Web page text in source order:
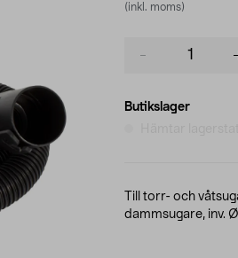
(inkl. moms)
Butikslager
Till torr- och
dammsugare, inv.